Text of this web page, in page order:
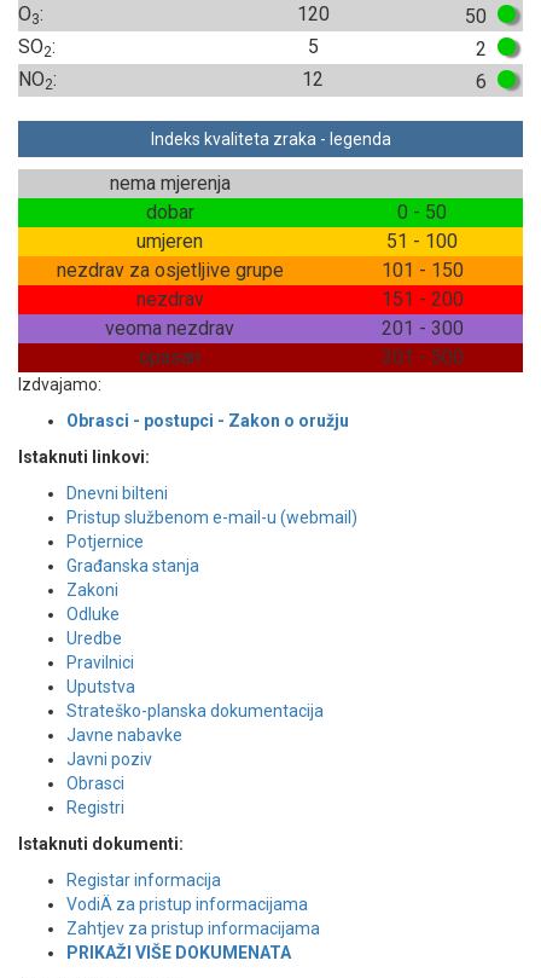
O3: 120
50
SO2: 5
2
NO2: 12 6
Indeks kvaliteta zraka - legenda
nema mjerenja
dobar
0 - 50
umjeren
51 - 100
nezdrav za osjetljive grupe
101 - 150
nezdrav
151 - 200
veoma nezdrav
201 - 300
opasan
301 - 500
Izdvajamo:
Obrasci - postupci - Zakon o oružju
Istaknuti linkovi:
Dnevni bilteni
Pristup službenom e-mail-u (webmail)
Potjernice
Građanska stanja
Zakoni
Odluke
Uredbe
Pravilnici
Uputstva
Strateško-planska dokumentacija
Javne nabavke
Javni poziv
Obrasci
Registri
Istaknuti dokumenti:
Registar informacija
VodiÄ za pristup informacijama
Zahtjev za pristup informacijama
PRIKAŽI VIŠE DOKUMENATA